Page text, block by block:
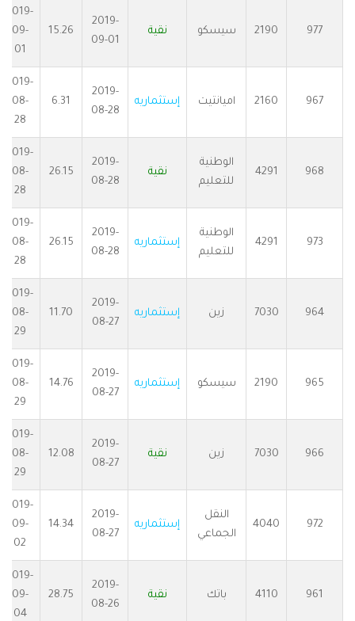
977
2190 سيسكو نقية
2019-
09-01
15.26
2019-
09-
01
967
2160 اميانتيت إستثماريه
2019-
08-28
6.31
2019-
08-
28
968
4291
الوطنية
للتعليم
نقية
2019-
08-28
26.15
2019-
08-
28
973
4291
الوطنية
للتعليم
إستثماريه
2019-
08-28
26.15
2019-
08-
28
964
7030 زين إستثماريه
2019-
08-27
11.70
2019-
08-
29
965
2190 سيسكو إستثماريه
2019-
08-27
14.76
2019-
08-
29
966
7030 زين نقية
2019-
08-27
12.08
2019-
08-
29
972
4040
النقل
الجماعي
إستثماريه
2019-
08-27
14.34
2019-
09-
02
961
4110 باتك نقية
2019-
08-26
28.75
2019-
09-
04